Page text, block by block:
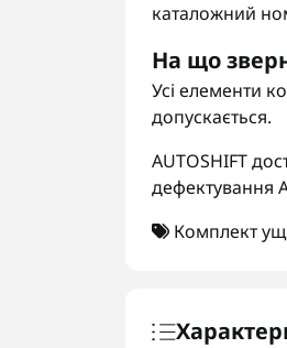
каталожний
На що
Усі елементи
допускається.
AUTOSHIFT
дефектування
Комплект